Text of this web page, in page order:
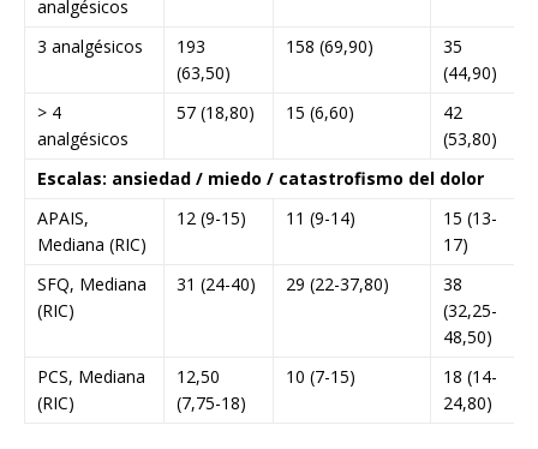
analgésicos
3 analgésicos
193
(63,50)
158 (69,90)
35
(44,90)
> 4
analgésicos
57 (18,80) 15 (6,60)
42
(53,80)
Escalas: ansiedad / miedo / catastrofismo del dolor
APAIS,
Mediana (RIC)
12 (9-15) 11 (9-14)
15 (13-
17)
SFQ, Mediana
(RIC)
31 (24-40) 29 (22-37,80)
38
(32,25-
48,50)
PCS, Mediana
(RIC)
12,50
(7,75-18)
10 (7-15)
18 (14-
24,80)